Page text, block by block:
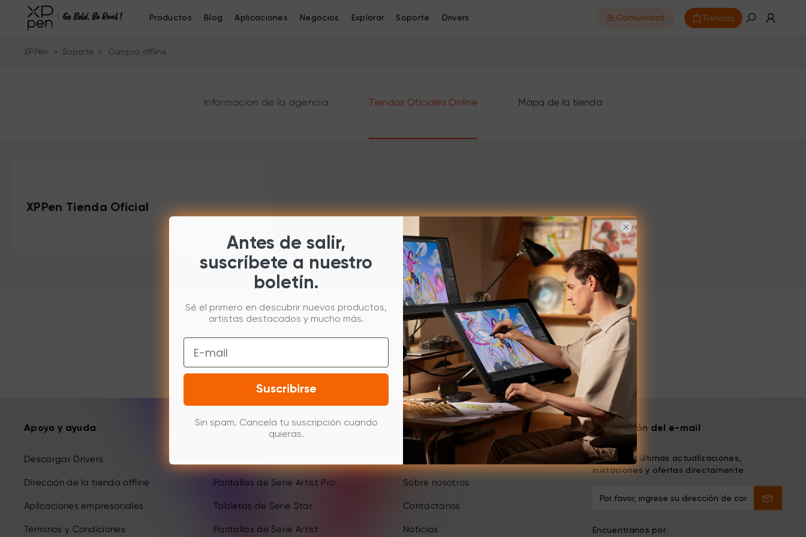
Productos Blog Aplicaciones Negocios Explorar Soporte Drivers Comunidad Tiendas
XPPen > Soporte > Compra offline
Informacion de la agencia Tiendas Oficiales Online Mapa de la tienda
XPPen Tienda Oficial
Apoyo y ayuda
Descargar Drivers
Dirección de la tienda offline
Aplicaciones empresariales
Términos y Condiciones
Productos
Pantallas de Serie Artist Pro
Tabletas de Serie Star
Pantallas de Serie Artist
Sobre
Sobre nosotros
Contáctanos
Noticias
Suscripción del e-mail
Recibe las últimas actualizaciones,
invitaciones y ofertas directamente
Encuentranos por
Antes de salir,
suscríbete a nuestro
boletín.
Sé el primero en descubrir nuevos productos,
artistas destacados y mucho más.
Email
Suscribirse
Sin spam. Cancela tu suscripción cuando
quieras.